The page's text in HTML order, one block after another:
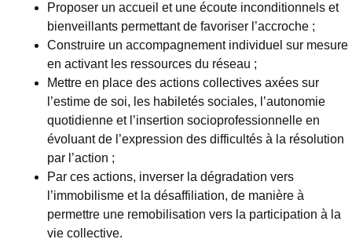
Proposer un accueil et une écoute inconditionnels et
bienveillants permettant de favoriser l’accroche ;
Construire un accompagnement individuel sur mesure
en activant les ressources du réseau ;
Mettre en place des actions collectives axées sur
l’estime de soi, les habiletés sociales, l’autonomie
quotidienne et l’insertion socioprofessionnelle en
évoluant de l’expression des difficultés à la résolution
par l’action ;
Par ces actions, inverser la dégradation vers
l’immobilisme et la désaffiliation, de manière à
permettre une remobilisation vers la participation à la
vie collective.